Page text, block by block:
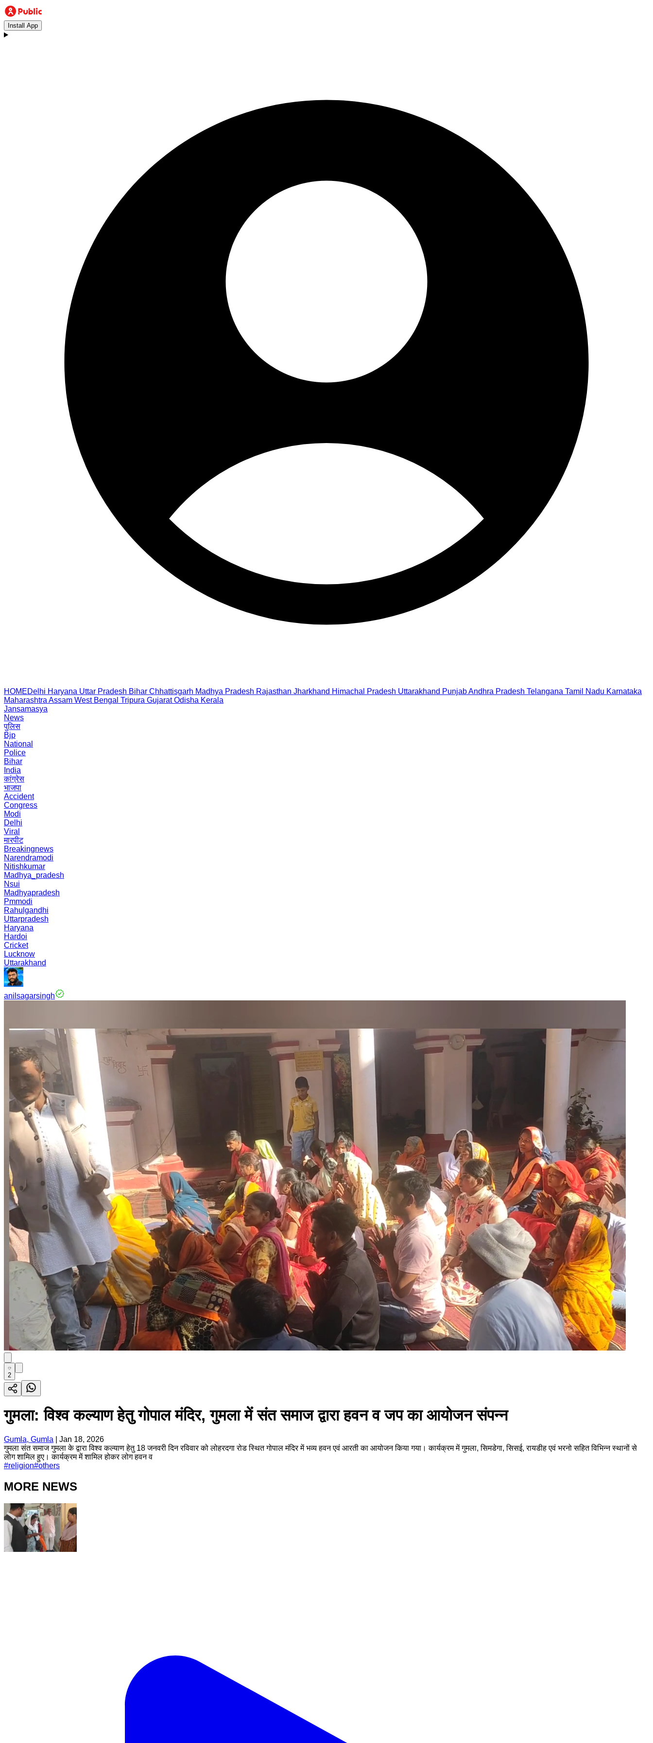
Install App
HOMEDelhi Haryana Uttar Pradesh Bihar Chhattisgarh Madhya Pradesh Rajasthan Jharkhand Himachal Pradesh Uttarakhand PunjabAndhra Pradesh Telangana Tamil Nadu Karnataka
Maharashtra Assam West Bengal Tripura Gujarat Odisha Kerala
Jansamasya
News
पुलिस
Bjp
National
Police
Bihar
India
कांग्रेस
भाजपा
Accident
Congress
Modi
Delhi
Viral
मारपीट
Breakingnews
Narendramodi
Nitishkumar
Madhya_pradesh
Nsui
Madhyapradesh
Pmmodi
Rahulgandhi
Uttarpradesh
Haryana
Hardoi
Cricket
Lucknow
Uttarakhand
anilsagarsingh
2
गुमला: विश्व कल्याण हेतु गोपाल मंदिर, गुमला में संत समाज द्वारा हवन व जप का आयोजन संपन्न
Gumla, Gumla
Jan 18, 2026
गुमला संत समाज गुमला के द्वारा विश्व कल्याण हेतु 18 जनवरी दिन रविवार को लोहरदगा रोड स्थित गोपाल मंदिर में भव्य हवन एवं आरती का आयोजन किया गया। कार्यक्रम में गुमला, सिमडेगा, सिसई, रायडीह एवं भरनो सहित विभिन्न स्थानों से
लोग शामिल हुए। कार्यक्रम में शामिल होकर लोग हवन व
#religion#others
MORE NEWS